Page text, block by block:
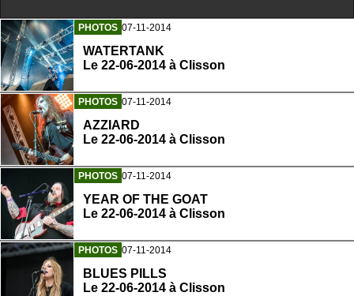
PHOTOS 07-11-2014
WATERTANK
Le 22-06-2014 à Clisson
PHOTOS 07-11-2014
AZZIARD
Le 22-06-2014 à Clisson
PHOTOS 07-11-2014
YEAR OF THE GOAT
Le 22-06-2014 à Clisson
PHOTOS 07-11-2014
BLUES PILLS
Le 22-06-2014 à Clisson